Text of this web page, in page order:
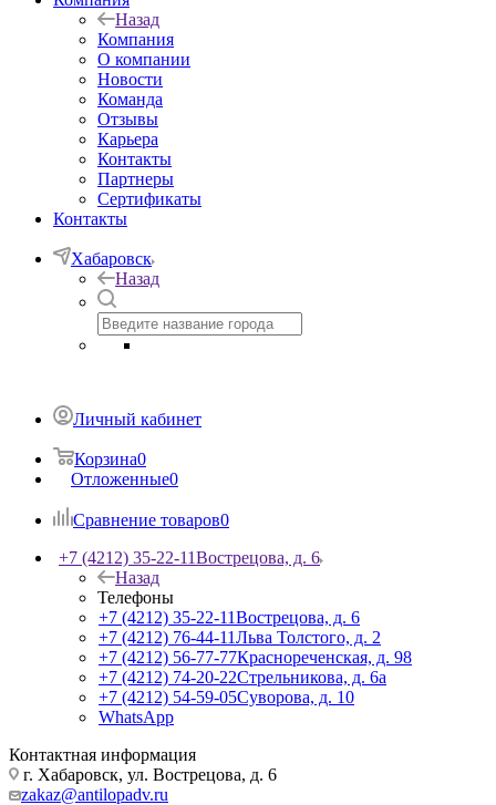
Назад
Компания
О компании
Новости
Команда
Отзывы
Карьера
Контакты
Партнеры
Сертификаты
Контакты
Хабаровск
Назад
Личный кабинет
Корзина0
Отложенные0
Сравнение товаров0
+7 (4212) 35-22-11Вострецова, д. 6
Назад
Телефоны
+7 (4212) 35-22-11Вострецова, д. 6
+7 (4212) 76-44-11Льва Толстого, д. 2
+7 (4212) 56-77-77Краснореченская, д. 98
+7 (4212) 74-20-22Стрельникова, д. 6а
+7 (4212) 54-59-05Суворова, д. 10
WhatsApp
Контактная информация
г. Хабаровск, ул. Вострецова, д. 6
zakaz@antilopadv.ru